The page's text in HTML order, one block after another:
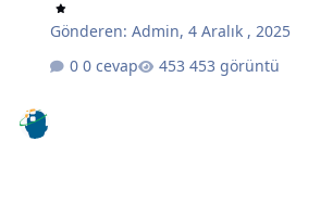
Gönderen:Admin,4 Aralık , 2025
0 cevap
453 görüntü